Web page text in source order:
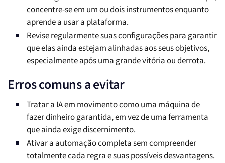
concentre-se em um ou dois instrumentos enquanto
aprende a usar a plataforma.
Revise regularmente suas configurações para garantir
que elas ainda estejam alinhadas aos seus objetivos,
especialmente após uma grande vitória ou derrota.
Erros comuns a evitar
Tratar a IA em movimento como uma máquina de
fazer dinheiro garantida, em vez de uma ferramenta
que ainda exige discernimento.
Ativar a automação completa sem compreender
totalmente cada regra e suas possíveis desvantagens.